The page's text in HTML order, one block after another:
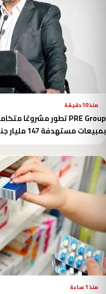
منذ 10 دقيقة
بمبيعات مستهدفة 147 مليار جنيه
منذ 1 ساعة